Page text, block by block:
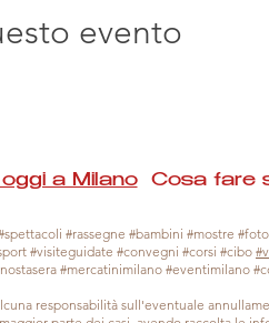
evento
a MilanoCosa fare
#rassegne #bambini #mostre
#visiteguidate #convegni #corsi #cibo
#mercatinimilano #eventimilano
responsabilità sull'eventuale